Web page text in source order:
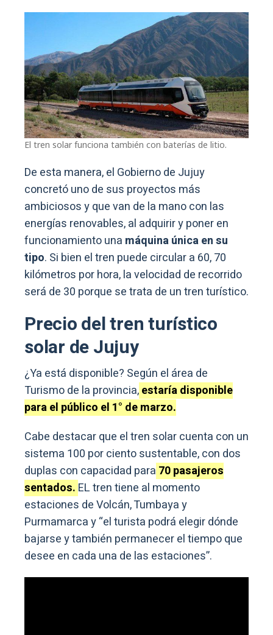
El tren solar funciona también con baterías de litio.
De esta manera, el Gobierno de Jujuy
concretó uno de sus proyectos más
ambiciosos y que van de la mano con las
energías renovables, al adquirir y poner en
funcionamiento una máquina única en su
tipo. Si bien el tren puede circular a 60, 70
kilómetros por hora, la velocidad de recorrido
será de 30 porque se trata de un tren turístico.
Precio del tren turístico
solar de Jujuy
¿Ya está disponible? Según el área de
Turismo de la provincia,estaría disponible
para el público el 1° de marzo.
Cabe destacar que el tren solar cuenta con un
sistema 100 por ciento sustentable, con dos
duplas con capacidad para 70 pasajeros
sentados. EL tren tiene al momento
estaciones de Volcán, Tumbaya y
Purmamarca y “el turista podrá elegir dónde
bajarse y también permanecer el tiempo que
desee en cada una de las estaciones”.